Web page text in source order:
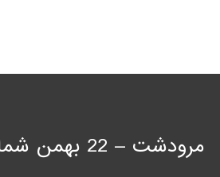
مرودشت – 22 بهمن شمالی